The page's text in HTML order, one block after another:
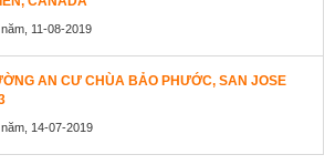
11-08-2019
AN CƯ CHÙA BẢO PHƯỚC, SAN JOSE
14-07-2019